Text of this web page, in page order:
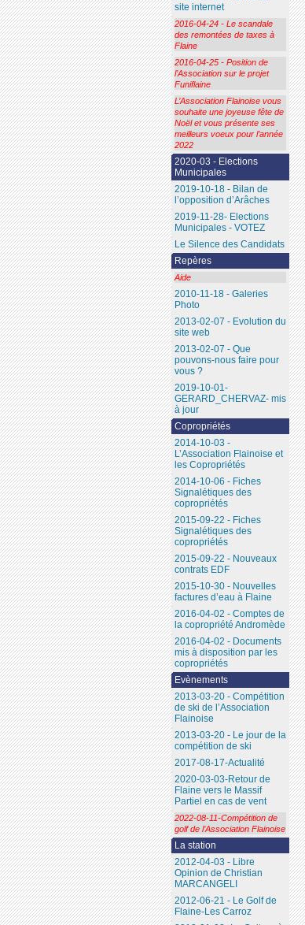
site internet
2016-04-24 - Le scandale
des remontées de taxes à
Flaine
2016-04-25 - Position de
l’Association sur le projet
Funiflaine
L’Association Flainoise vous
souhaite une joyeuse fête de
Noël et vous présente ses
meilleurs voeux pour l’année
2022
2020-03 - Elections
Municipales
2019-10-18 - Bilan de
l’opposition d’Arâches
2019-11-28- Elections
Municipales - VOTEZ
Le Silence des Candidats
Repères
Aide
2010-11-18 - Galeries
Photo
2013-02-07 - Evolution du
site web
2013-02-07 - Que
pouvons-nous faire pour
vous ?
2019-10-01-
GERARD_CHERVAZ- mis
à jour
Copropriétés
2014-10-03 -
L’Association Flainoise et
les Copropriétés
2014-10-06 - Fiches
Signalétiques des
copropriétés
2015-09-22 - Fiches
Signalétiques des
copropriétés
2015-09-22 - Nouveaux
contrats EDF
2015-10-30 - Nouvelles
factures d’eau à Flaine
2016-04-02 - Comptes de
la copropriété Andromède
2016-04-02 - Documents
mis à disposition par les
copropriétés
Evènements
2013-03-20 - Compétition
de ski de l’Association
Flainoise
2013-03-20 - Le jour de la
compétition de ski
2017-08-17-Actualité
2020-03-03-Retour de
Flaine vers le Massif
Partiel en cas de vent
2022-08-11-Compétition de
golf de l’Association Flainoise
La station
2012-04-03 - Libre
Opinion de Christian
MARCANGELI
2012-06-21 - Le Golf de
Flaine-Les Carroz